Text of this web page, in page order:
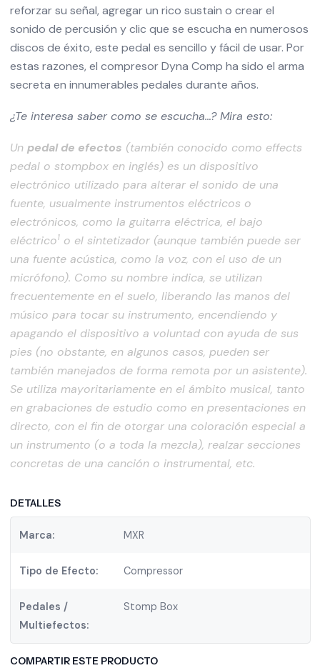
reforzar su señal, agregar un rico sustain o crear el
sonido de percusión y clic que se escucha en numerosos
discos de éxito, este pedal es sencillo y fácil de usar. Por
estas razones, el compresor Dyna Comp ha sido el arma
secreta en innumerables pedales durante años.
¿Te interesa saber como se escucha…? Mira esto:
Un pedal de efectos (también conocido como effects
pedal o stompbox en inglés) es un dispositivo
electrónico utilizado para alterar el sonido de una
fuente, usualmente instrumentos eléctricos o
electrónicos, como la guitarra eléctrica, el bajo
eléctrico1​ o el sintetizador(aunque también puede ser
una fuente acústica, como la voz, con el uso de un
micrófono). Como su nombre indica, se utilizan
frecuentemente en el suelo, liberando las manos del
músico para tocar su instrumento, encendiendo y
apagando el dispositivo a voluntad con ayuda de sus
pies (no obstante, en algunos casos, pueden ser
también manejados de forma remota por un asistente).
Se utiliza mayoritariamente en el ámbito musical, tanto
en grabaciones de estudio como en presentaciones en
directo, con el fin de otorgar una coloración especial a
un instrumento (o a toda la mezcla), realzar secciones
concretas de una canción o instrumental, etc.
DETALLES
Marca: MXR
Tipo de Efecto: Compressor
Pedales /
Multiefectos:
Stomp Box
COMPARTIR ESTE PRODUCTO